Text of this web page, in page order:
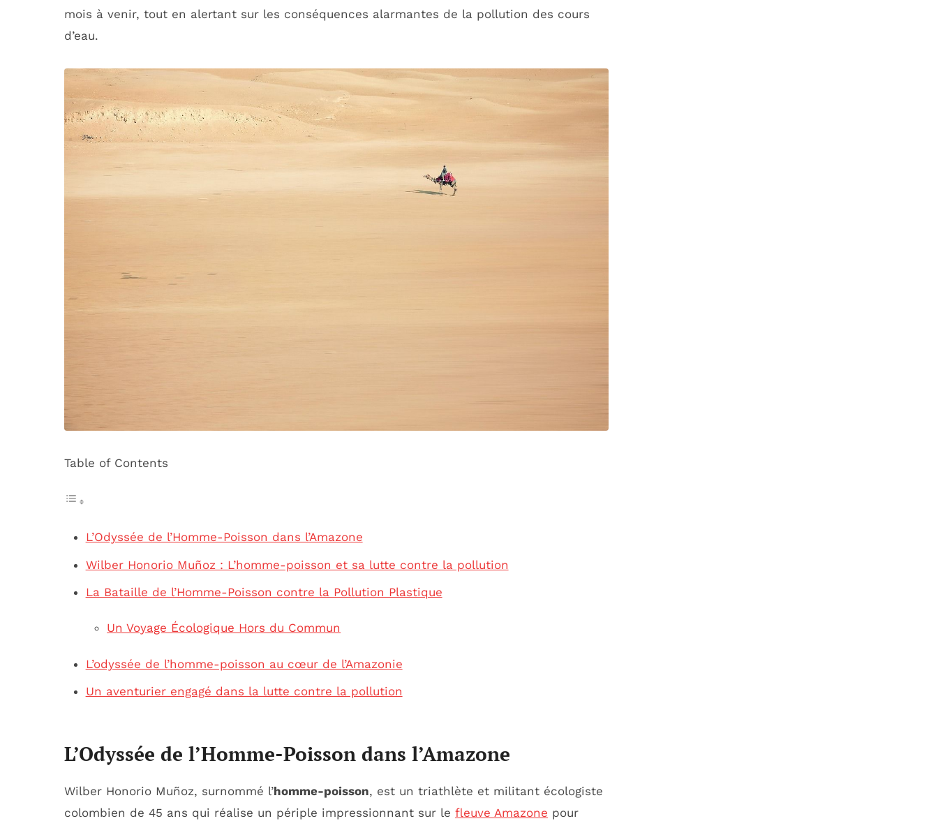
mois à venir, tout en alertant sur les conséquences alarmantes de la pollution des cours
d’eau.
Table of Contents
L’Odyssée de l’Homme-Poisson dans l’Amazone
Wilber Honorio Muñoz : L’homme-poisson et sa lutte contre la pollution
La Bataille de l’Homme-Poisson contre la Pollution Plastique
Un Voyage Écologique Hors du Commun
L’odyssée de l’homme-poisson au cœur de l’Amazonie
Un aventurier engagé dans la lutte contre la pollution
L’Odyssée de l’Homme-Poisson dans l’Amazone
Wilber Honorio Muñoz, surnommé l’homme-poisson, est un triathlète et militant écologiste
colombien de 45 ans qui réalise un périple impressionnant sur le fleuve Amazone pour